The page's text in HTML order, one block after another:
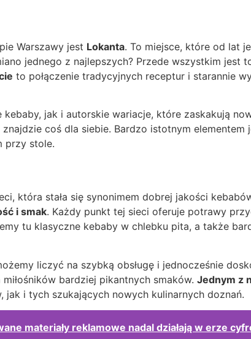
Warszawy jest Lokanta. To miejsce, które od lat
jednego z najlepszych? Przede wszystkim jest
to połączenie tradycyjnych receptur i starannie
jak i autorskie wariacje, które zaskakują
znajdzie coś dla siebie. Bardzo istotnym elementem
przy stole.
która stała się synonimem dobrej jakości
i smak. Każdy punkt tej sieci oferuje potrawy
tu klasyczne kebaby w chlebku pita, a także
liczyć na szybką obsługę i jednocześnie
bardziej pikantnych smaków. Jednym z
i tych szukających nowych kulinarnych doznań.
materiały reklamowe nadal działają w erze